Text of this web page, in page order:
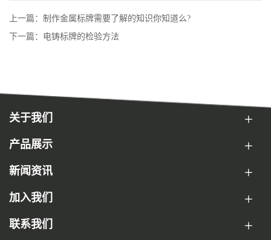
上一篇：制作金属标牌需要了解的知识你知道么?
下一篇：电铸标牌的检验方法
关于我们
产品展示
新闻资讯
加入我们
联系我们